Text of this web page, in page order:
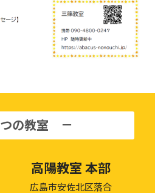
つの教室 －
高陽教室 本部
広島市安佐北区落合